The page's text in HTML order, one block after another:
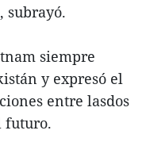
subrayó.
siempre
y expresó el
entre lasdos
futuro.